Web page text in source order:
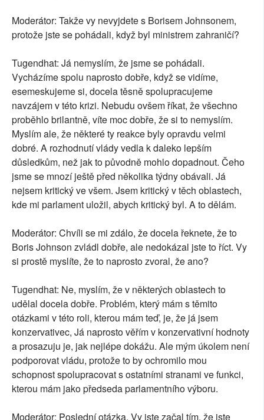
Moderátor: Takže vy nevyjdete s Borisem Johnsonem,
protože jste se pohádali, když byl ministrem zahraničí?
Tugendhat: Já nemyslím, že jsme se pohádali.
Vycházíme spolu naprosto dobře, když se vidíme,
esemeskujeme si, docela těsně spolupracujeme
navzájem v této krizi. Nebudu ovšem říkat, že všechno
proběhlo brilantně, víte moc dobře, že si to nemyslím.
Myslím ale, že některé ty reakce byly opravdu velmi
dobré. A rozhodnutí vlády vedla k daleko lepším
důsledkům, než jak to původně mohlo dopadnout. Čeho
jsme se mnozí ještě před několika týdny obávali. Já
nejsem kritický ve všem. Jsem kritický v těch oblastech,
kde mi parlament uložil, abych kritický byl. A to dělám.
Moderátor: Chvíli se mi zdálo, že docela řeknete, že to
Boris Johnson zvládl dobře, ale nedokázal jste to říct. Vy
si prostě myslíte, že to naprosto zvoral, že ano?
Tugendhat: Ne, myslím, že v některých oblastech to
udělal docela dobře. Problém, který mám s těmito
otázkami v této roli, kterou mám teď, je, že já jsem
konzervativec, Já naprosto věřím v konzervativní hodnoty
a prosazuju je, jak nejlépe dokážu. Ale mým úkolem není
podporovat vládu, protože to by ochromilo mou
schopnost spolupracovat s ostatními stranami ve funkci,
kterou mám jako předseda parlamentního výboru.
Moderátor: Poslední otázka. Vy jste začal tím, že jste